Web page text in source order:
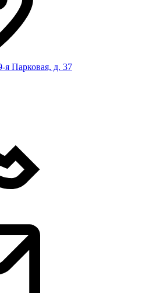
я Парковая, д. 37